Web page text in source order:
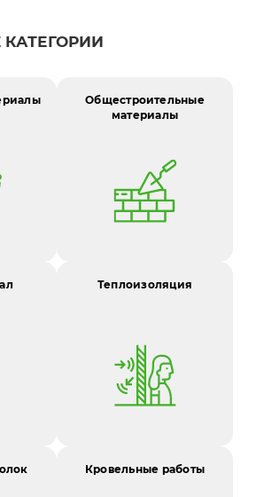
Общестроительные
материалы
Теплоизоляция
Кровельные работы